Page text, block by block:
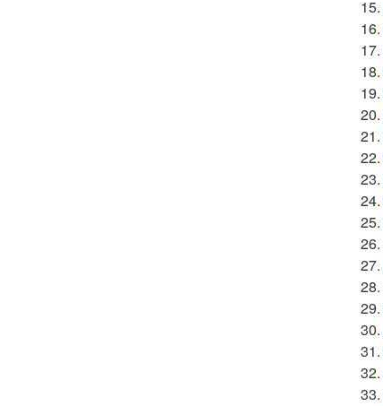
15.
16.
17.
18.
19.
20.
21.
22.
23.
24.
25.
26.
27.
28.
29.
30.
31.
32.
33.